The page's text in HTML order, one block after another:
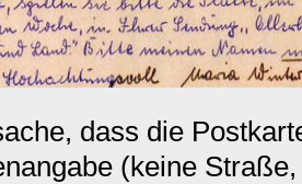
dass die
(keine